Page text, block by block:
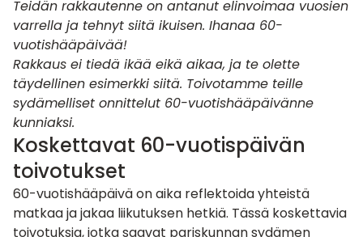
Teidän rakkautenne on antanut elinvoimaa vuosien
varrella ja tehnyt siitä ikuisen. Ihanaa 60-
vuotishääpäivää!
Rakkaus ei tiedä ikää eikä aikaa, ja te olette
täydellinen esimerkki siitä. Toivotamme teille
sydämelliset onnittelut 60-vuotishääpäivänne
kunniaksi.
Koskettavat 60-vuotispäivän
toivotukset
60-vuotishääpäivä on aika reflektoida yhteistä
matkaa ja jakaa liikutuksen hetkiä. Tässä koskettavia
toivotuksia, jotka saavat pariskunnan sydämen